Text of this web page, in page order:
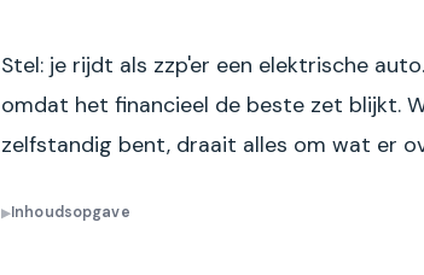
Stel: je rijdt als zzp'er een elektrische
omdat het financieel de beste zet blijkt.
zelfstandig bent, draait alles om wat er
▶Inhoudsopgave